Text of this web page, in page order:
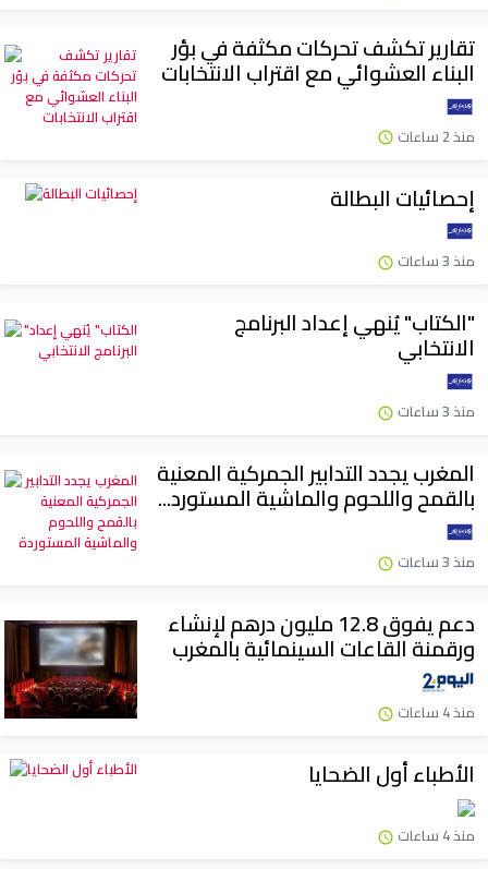
تقارير تكشف تحركات مكثفة في بؤر
البناء العشوائي مع اقتراب الانتخابات
منذ 2 ساعات
إحصائيات البطالة
منذ 3 ساعات
"الكتاب" يُنهي إعداد البرنامج
الانتخابي
منذ 3 ساعات
المغرب يجدد التدابير الجمركية المعنية
بالقمح واللحوم والماشية المستورد...
منذ 3 ساعات
دعم يفوق 12.8 مليون درهم لإنشاء
ورقمنة القاعات السينمائية بالمغرب
منذ 4 ساعات
الأطباء أول الضحايا
منذ 4 ساعات